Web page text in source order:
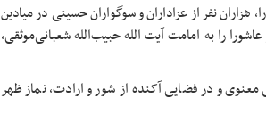
هزاران نفر از عزاداران و سوگواران حسینی در میادین
را به امامت آیت الله حبیب‌الله شعبانی‌موثقی،
معنوی و در فضایی آکنده از شور و ارادت، نماز ظهر